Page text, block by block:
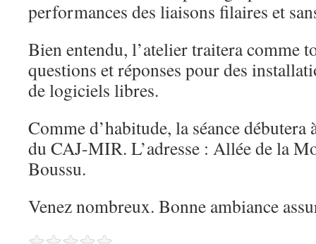
performances des liaisons filaires et
Bien entendu, l’atelier traitera comme
questions et réponses pour des
de logiciels libres.
Comme d’habitude, la séance débutera
du CAJ-MIR. L’adresse : Allée de la
Boussu.
Venez nombreux. Bonne ambiance